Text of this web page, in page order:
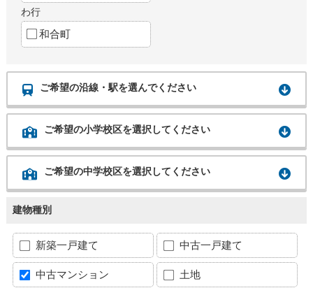
わ行
和合町
ご希望の沿線・駅を選んでください
ご希望の小学校区を選択してください
ご希望の中学校区を選択してください
建物種別
新築一戸建て 中古一戸建て
中古マンション 土地